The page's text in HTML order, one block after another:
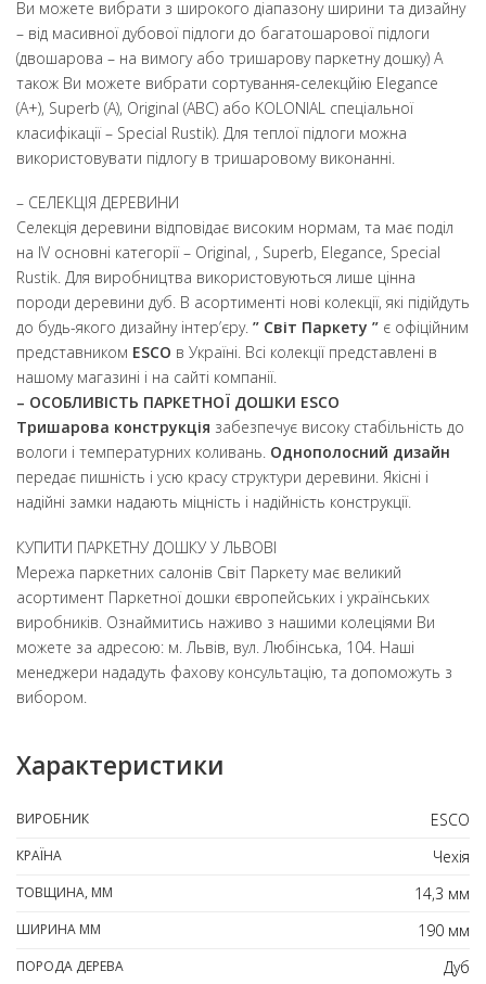
Ви можете вибрати з широкого діапазону ширини та дизайну
– від масивної дубової підлоги до багатошарової підлоги
(двошарова – на вимогу або тришарову паркетну дошку) А
також Ви можете вибрати сортування-селекцйію Elegance
(A+), Superb (A), Original (ABC) або KOLONIAL спеціальної
класифікації – Special Rustik). Для теплої підлоги можна
використовувати підлогу в тришаровому виконанні.
– СЕЛЕКЦІЯ ДЕРЕВИНИ
Селекція деревини відповідає високим нормам, та має поділ
на ІV основні категорії – Original, , Superb, Elegance, Special
Rustik. Для виробництва використовуються лише цінна
породи деревини дуб. В асортименті нові колекції, які підійдуть
до будь-якого дизайну інтер’єру. ” Світ Паркету ” є офіційним
представником ESCO в Україні. Всі колекції представлені в
нашому магазині і на сайті компанії.
– ОСОБЛИВІСТЬ ПАРКЕТНОЇ ДОШКИ ESCO
Тришарова конструкція забезпечує високу стабільність до
вологи і температурних коливань. Однополосний дизайн
передає пишність і усю красу структури деревини. Якісні і
надійні замки надають міцність і надійність конструкції.
КУПИТИ ПАРКЕТНУ ДОШКУ У ЛЬВОВІ
Мережа паркетних салонів Світ Паркету має великий
асортимент Паркетної дошки європейських і українських
виробників. Ознаймитись наживо з нашими колеціями Ви
можете за адресою: м. Львів, вул. Любінська, 104. Наші
менеджери нададуть фахову консультацію, та допоможуть з
вибором.
Характеристики
ВИРОБНИК ESCO
КРАЇНА Чехія
ТОВЩИНА, ММ 14,3 мм
ШИРИНА ММ 190 мм
ПОРОДА ДЕРЕВА Дуб